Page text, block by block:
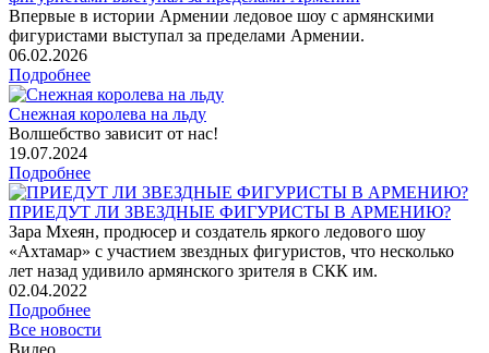
Впервые в истории Армении ледовое шоу с армянскими
фигуристами выступал за пределами Армении.
06.02.2026
Подробнее
Снежная королева на льду
Волшебство зависит от нас!
19.07.2024
Подробнее
ПРИЕДУТ ЛИ ЗВЕЗДНЫЕ ФИГУРИСТЫ В АРМЕНИЮ?
Зара Мхеян, продюсер и создатель яркого ледового шоу
«Ахтамар» с участием звездных фигуристов, что несколько
лет назад удивило армянского зрителя в СКК им.
02.04.2022
Подробнее
Все новости
Видео